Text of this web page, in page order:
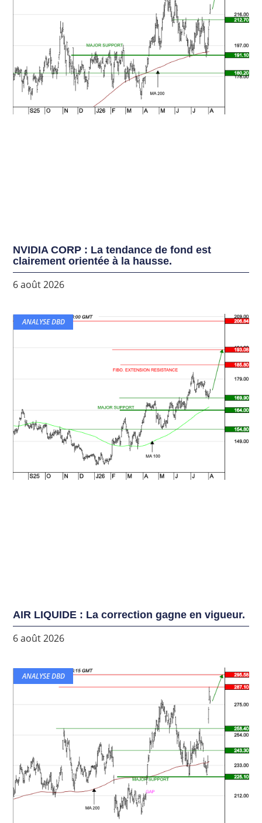
NVIDIA CORP : La tendance de fond est
clairement orientée à la hausse.
6 août 2026
ANALYSE DBD
AIR LIQUIDE : La correction gagne en vigueur.
6 août 2026
ANALYSE DBD